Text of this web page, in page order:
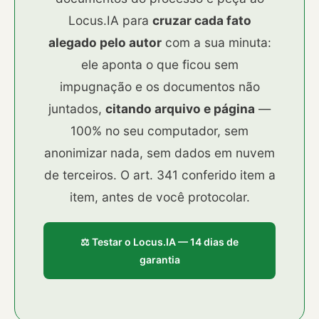
Locus.IA para cruzar cada fato
alegado pelo autorcom a sua minuta:
ele aponta o que ficou sem
impugnação e os documentos não
juntados, citando arquivo e página —
100% no seu computador, sem
anonimizar nada, sem dados em nuvem
de terceiros. O art. 341 conferido item a
item, antes de você protocolar.
⚖️ Testar o Locus.IA — 14 dias de
garantia